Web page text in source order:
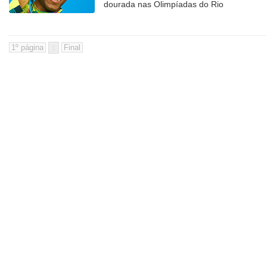
dourada nas Olimpíadas do Rio